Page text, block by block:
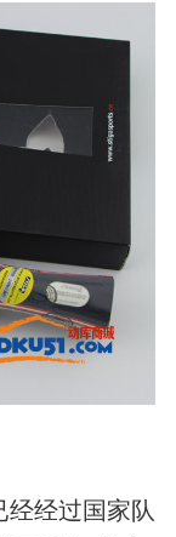
经经过国家队